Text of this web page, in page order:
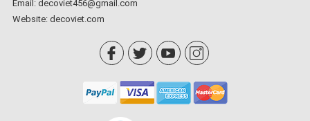
Email: decoviet456@gmail.com
Website: decoviet.com